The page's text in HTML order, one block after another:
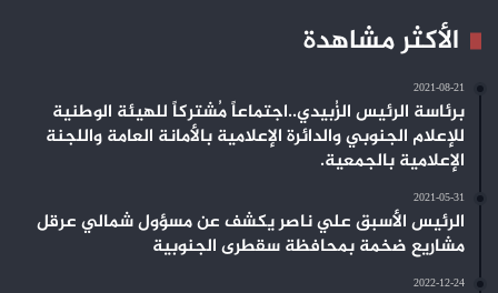
الأكثر مشاهدة
2021-08-21
برئاسة الرئيس الزُبيدي..اجتماعاً مُشتركاً للهيئة الوطنية
للإعلام الجنوبي والدائرة الإعلامية بالأمانة العامة واللجنة
الإعلامية بالجمعية.
2021-05-31
الرئيس الأسبق علي ناصر يكشف عن مسؤول شمالي عرقل
مشاريع ضخمة بمحافظة سقطرى الجنوبية
2022-12-24